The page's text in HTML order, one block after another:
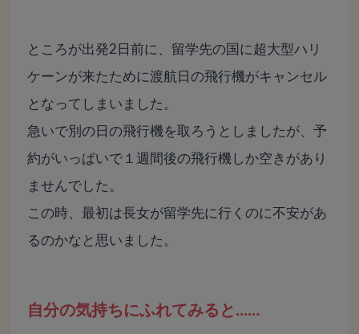
ところが出発2日前に、留学先の国に超大型ハリ
ケーンが来たために渡航日の飛行機がキャンセル
となってしまいました。
急いで別の日の飛行機を取ろうとしましたが、予
約がいっぱいで１週間後の飛行機しか空きがあり
ませんでした。
この時、最初は長女が留学先に行くのに不安があ
るのかなと思いました。
自分の気持ちにふれてみると……